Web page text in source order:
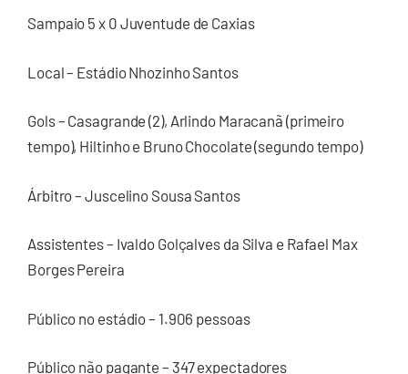
Sampaio 5 x 0 Juventude de Caxias
Local – Estádio Nhozinho Santos
Gols – Casagrande (2), Arlindo Maracanã (primeiro
tempo), Hiltinho e Bruno Chocolate (segundo tempo)
Árbitro – Juscelino Sousa Santos
Assistentes – Ivaldo Golçalves da Silva e Rafael Max
Borges Pereira
Público no estádio – 1.906 pessoas
Público não pagante – 347 expectadores